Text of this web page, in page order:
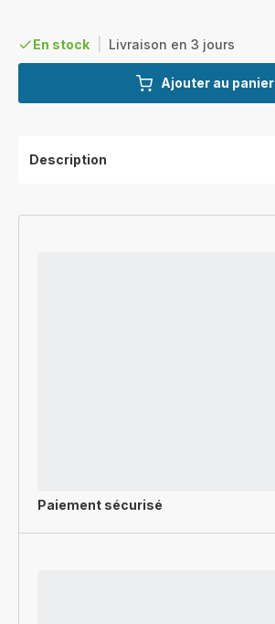
En stock Livraison en 3 jours
Ajouter au panier
Description
Paiement sécurisé